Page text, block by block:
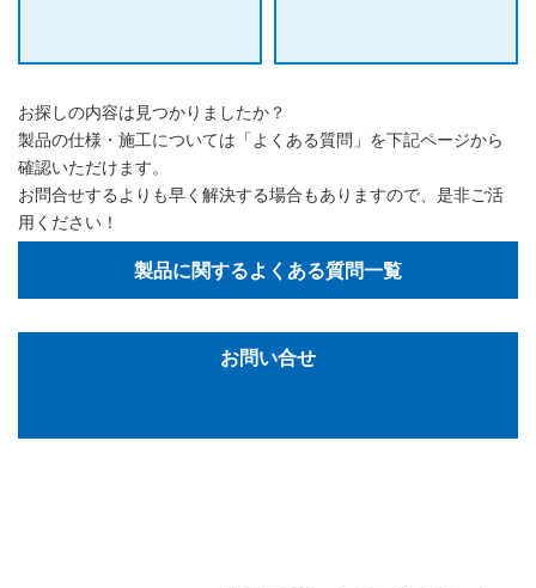
お探しの内容は見つかりましたか？
製品の仕様・施工については「よくある質問」を下記ページから
確認いただけます。
お問合せするよりも早く解決する場合もありますので、是非ご活
用ください！
製品に関するよくある質問一覧
お問い合せ